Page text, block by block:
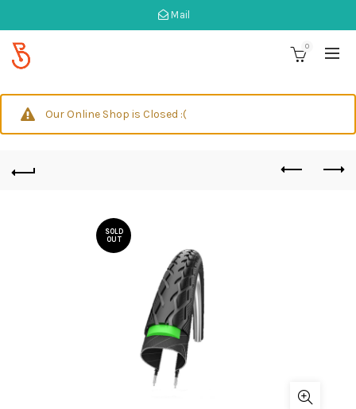
Mail
0
Our Online Shop is Closed :(
SOLD
OUT